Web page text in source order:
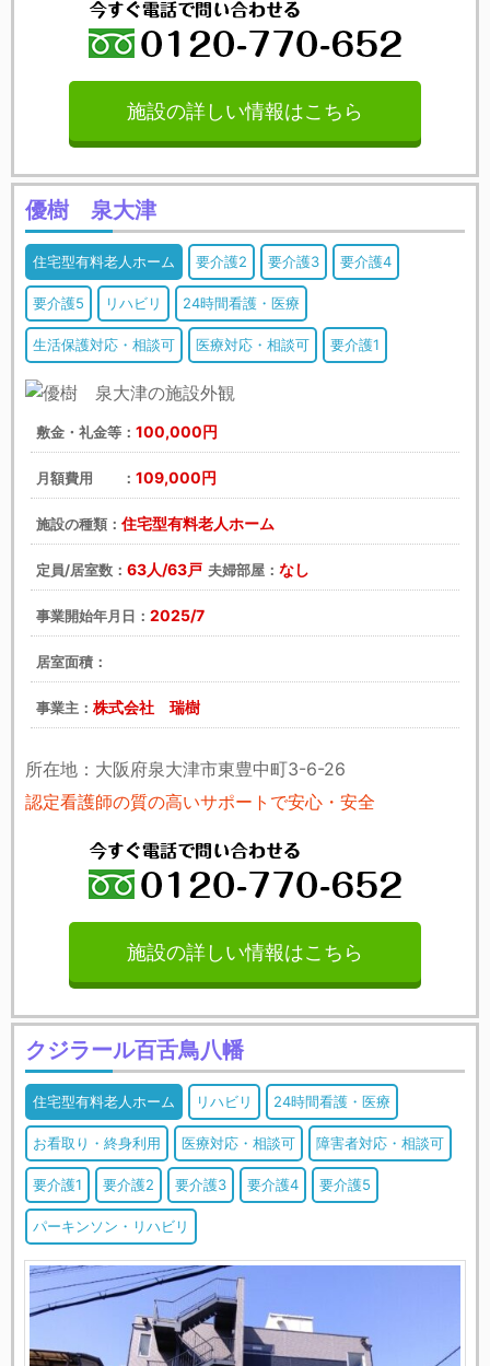
施設の詳しい情報はこちら
優樹 泉大津
住宅型有料老人ホーム 要介護2 要介護3 要介護4
要介護5 リハビリ 24時間看護・医療
生活保護対応・相談可 医療対応・相談可 要介護1
敷金・礼金等： 100,000円
月額費用 ： 109,000円
施設の種類： 住宅型有料老人ホーム
定員/居室数： 63人/63戸 夫婦部屋： なし
事業開始年月日： 2025/7
居室面積：
事業主： 株式会社 瑞樹
所在地：大阪府泉大津市東豊中町3-6-26
認定看護師の質の高いサポートで安心・安全
施設の詳しい情報はこちら
クジラール百舌鳥八幡
住宅型有料老人ホーム リハビリ 24時間看護・医療
お看取り・終身利用 医療対応・相談可 障害者対応・相談可
要介護1 要介護2 要介護3 要介護4 要介護5
パーキンソン・リハビリ